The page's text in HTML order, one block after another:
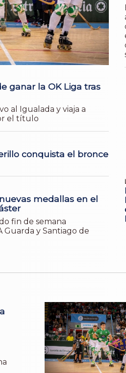
ganar la OK Liga tras
al Igualada y viaja a
el título
conquista el bronce
medallas en el
fin de semana
Guarda y Santiago de